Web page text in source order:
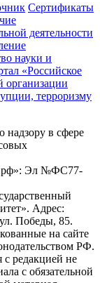
Сертификаты
деятельности
науки и
«Российское
организации
терроризму
надзору в сфере
Эл №ФС77-
Адрес:
ул. Победы, 85.
на сайте
РФ.
с редакцией не
с обязательной